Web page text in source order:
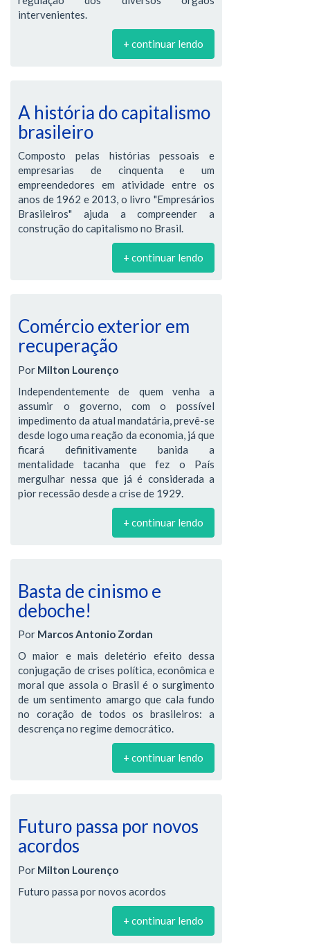
intervenientes.
+ continuar lendo
A história do capitalismo
brasileiro
Composto pelas histórias pessoais e
empresarias de cinquenta e um
empreendedores em atividade entre os
anos de 1962 e 2013, o livro "Empresários
Brasileiros" ajuda a compreender a
construção do capitalismo no Brasil.
+ continuar lendo
Comércio exterior em
recuperação
Por Milton Lourenço
Independentemente de quem venha a
assumir o governo, com o possível
impedimento da atual mandatária, prevê-se
desde logo uma reação da economia, já que
ficará definitivamente banida a
mentalidade tacanha que fez o País
mergulhar nessa que já é considerada a
pior recessão desde a crise de 1929.
+ continuar lendo
Basta de cinismo e
deboche!
Por Marcos Antonio Zordan
O maior e mais deletério efeito dessa
conjugação de crises política, econômica e
moral que assola o Brasil é o surgimento
de um sentimento amargo que cala fundo
no coração de todos os brasileiros: a
descrença no regime democrático.
+ continuar lendo
Futuro passa por novos
acordos
Por Milton Lourenço
Futuro passa por novos acordos
+ continuar lendo